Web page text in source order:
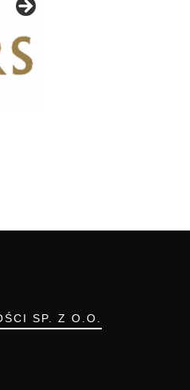
SP. Z O.O.